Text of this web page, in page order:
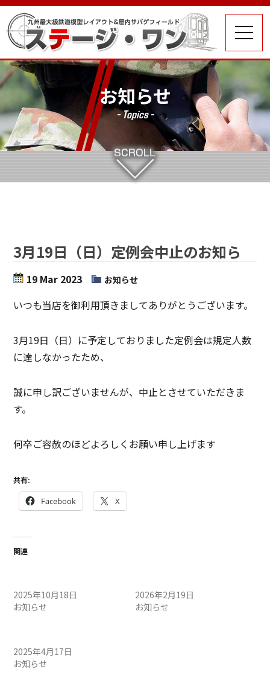
お知らせ
- Topics -
3月19日（日）定例会中止のお知ら
19 Mar 2023 お知らせ
いつも当店を御利用頂きましてありがとうございます。
3月19日（日）に予定しておりました定例会は規定人数
に達しなかったため、
誠に申し訳ございませんが、中止とさせていただきま
す。
何卒ご容赦のほどよろしくお願い申し上げます
共有:
Facebook X
関連
2025年10月18日
お知らせ
2026年2月19日
お知らせ
2025年4月17日
お知らせ